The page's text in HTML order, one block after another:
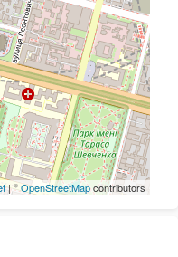
| ©OpenStreetMapcontributors